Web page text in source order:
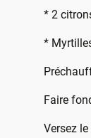
* 2
*
Faire
Versez